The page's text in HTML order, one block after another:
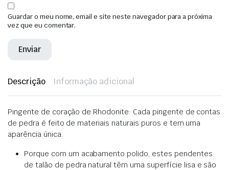
Guardar o meu nome, email e site neste navegador para a próxima
vez que eu comentar.
Descrição Informação adicional
Pingente de coração de Rhodonite: Cada pingente de contas
de pedra é feito de materiais naturais puros e tem uma
aparência única.
Porque com um acabamento polido, estes pendentes
de talão de pedra natural têm uma superfície lisa e são